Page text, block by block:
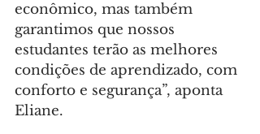
econômico, mas também
garantimos que nossos
estudantes terão as melhores
condições de aprendizado, com
conforto e segurança”, aponta
Eliane.